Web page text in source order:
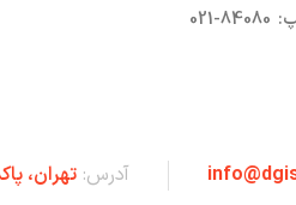
آدرس:تهران،‌